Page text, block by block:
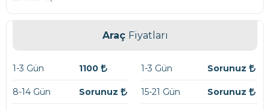
Araç Fiyatları
1-3 Gün 1100 1-3 Gün Sorunuz
8-14 Gün Sorunuz 15-21 Gün Sorunuz